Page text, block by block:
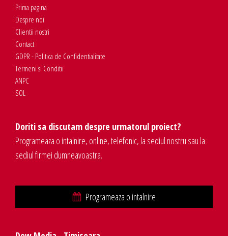
Prima pagina
Despre noi
Clientii nostri
Contact
GDPR - Politica de Confidentialitate
Termeni si Conditii
ANPC
SOL
Doriti sa discutam despre urmatorul proiect?
Programeaza o intalnire, online, telefonic, la sediul nostru sau la
sediul firmei dumneavoastra.
Programeaza o intalnire